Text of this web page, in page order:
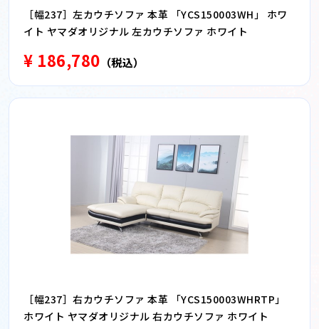
［幅237］左カウチソファ 本革 「YCS150003WH」 ホワ
イト ヤマダオリジナル 左カウチソファ ホワイト
¥ 186,780 （税込）
［幅237］右カウチソファ 本革 「YCS150003WHRTP」
ホワイト ヤマダオリジナル 右カウチソファ ホワイト